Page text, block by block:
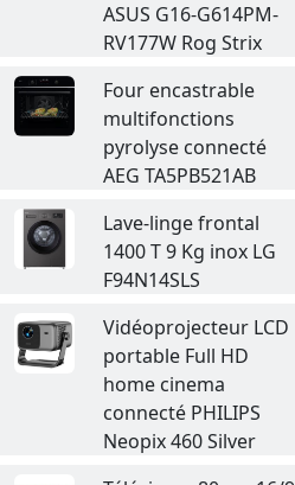
ASUS G16-G614PM-
RV177W Rog Strix
Four encastrable
multifonctions
pyrolyse connecté
AEG TA5PB521AB
Lave-linge frontal
1400 T 9 Kg inox LG
F94N14SLS
Vidéoprojecteur LCD
portable Full HD
home cinema
connecté PHILIPS
Neopix 460 Silver